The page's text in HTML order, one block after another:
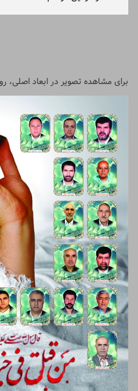
برای مشاهده تصویر در ابعاد اصلی،